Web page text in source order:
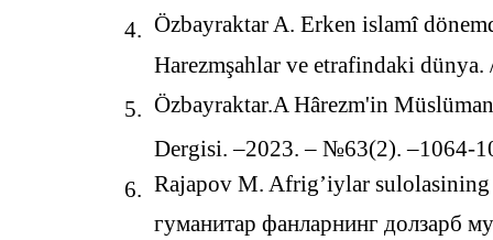
4. Özbayraktar A. Erken islamî
Harezmşahlar ve etrafindaki
5. Özbayraktar.A Hârezm'in
Dergisi. –2023. – №63(2). –1064-
6. Rajapov M. Afrig’iylar
гуманитар фанларнинг долзарб